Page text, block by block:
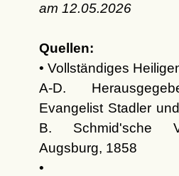
am 12.05.2026
Quellen:
• Vollständiges
A-D.
Evangelist Stadler
B. Schmid'sche
Augsburg, 1858
•